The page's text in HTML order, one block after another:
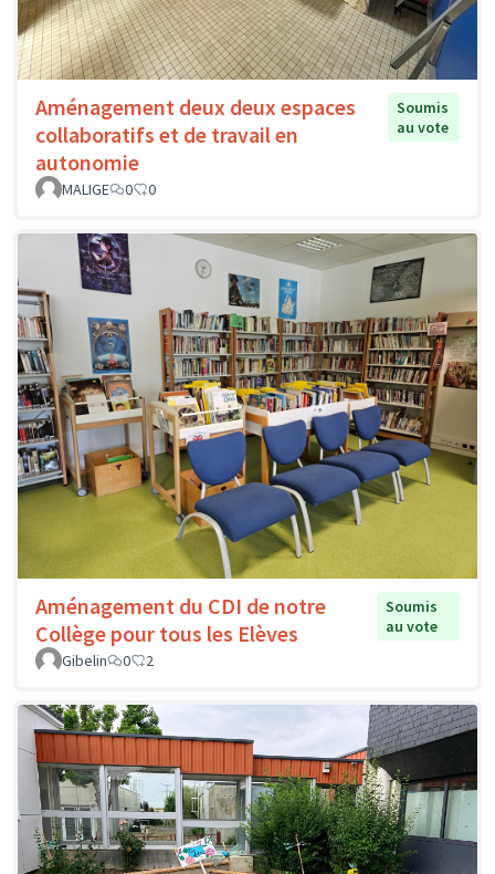
Aménagement deux deux espaces
collaboratifs et de travail en
autonomie
Soumis
au vote
MALIGE 0 0
Aménagement du CDI de notre
Collège pour tous les Elèves
Soumis
au vote
Gibelin
0 2